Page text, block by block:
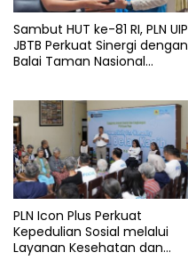
Sambut HUT ke-81 RI, PLN UIP
JBTB Perkuat Sinergi dengan
Balai Taman Nasional
kV Paiton–
Watudodol/Kalipuro
PLN Icon Plus Perkuat
Kepedulian Sosial melalui
Layanan Kesehatan dan